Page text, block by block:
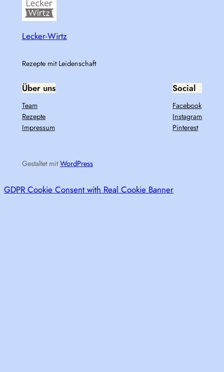
Lecker-Wirtz
Rezepte mit Leidenschaft
Über uns
Team
Rezepte
Impressum
Social
Facebook
Instagram
Pinterest
Gestaltet mitWordPress
GDPR Cookie Consent with Real Cookie Banner